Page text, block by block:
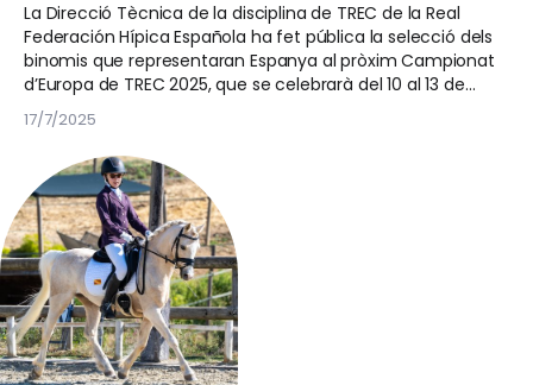
La Direcció Tècnica de la disciplina de TREC de la Real
Federación Hípica Española ha fet pública la selecció dels
binomis que representaran Espanya al pròxim Campionat
d’Europa de TREC 2025, que se celebrarà del 10 al 13 de
setembre a Montelibretti, Itàlia.
17/7/2025